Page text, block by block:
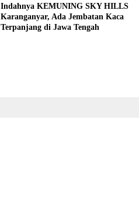
Indahnya KEMUNING SKY HILLS
Karanganyar, Ada Jembatan Kaca
Terpanjang di Jawa Tengah